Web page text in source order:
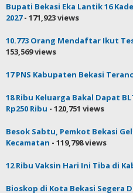
Bupati Bekasi Eka Lantik 16
2027- 171,923 views
10.773 Orang Mendaftar Ikut
153,569 views
17 PNS Kabupaten Bekasi
18 Ribu Keluarga Bakal Dapat
Rp250 Ribu - 120,751 views
Besok Sabtu, Pemkot Bekasi
Kecamatan - 119,798 views
12 Ribu Vaksin Hari Ini Tiba di
Bioskop di Kota Bekasi Segera